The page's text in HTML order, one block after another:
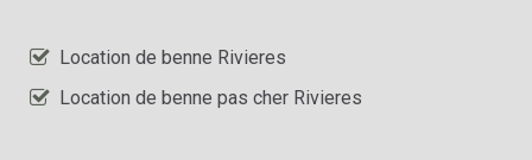
Location de benne Rivieres
Location de benne pas cher Rivieres